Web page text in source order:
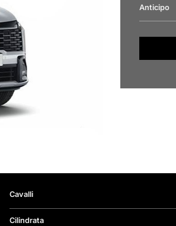
Anticipo
Cavalli
Cilindrata